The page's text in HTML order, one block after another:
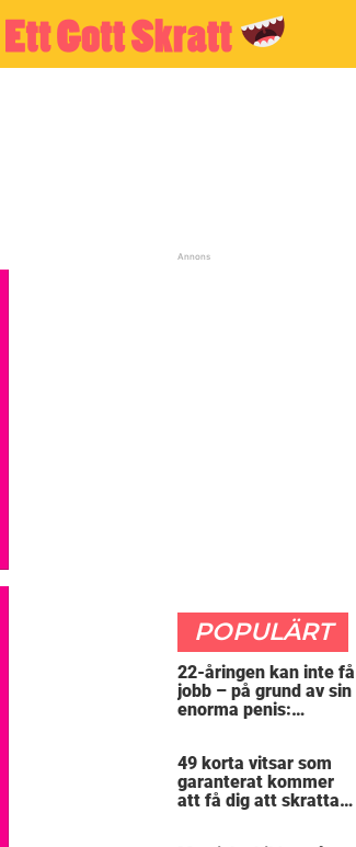
POPULÄRT
22-åringen kan inte få
jobb – på grund av sin
enorma penis:
49 korta vitsar som
garanterat kommer
att få dig att skratta